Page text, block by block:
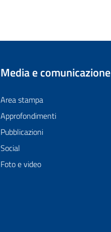
Media e comunicazione
Area stampa
Approfondimenti
Pubblicazioni
Social
Foto e video